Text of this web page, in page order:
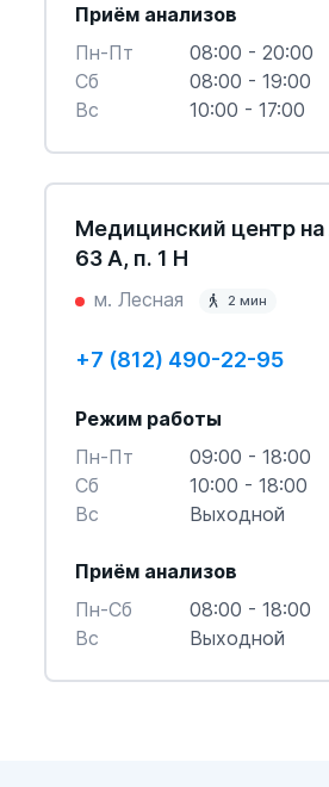
Приём анализов
Пн-Пт
08:00 - 20:00
Cб
08:00 - 19:00
Вс
10:00 - 17:00
Медицинский центр на
63 А, п. 1 Н
м. Лесная 2 мин
+7 (812) 490-22-95
Режим работы
Пн-Пт
09:00 - 18:00
Cб
10:00 - 18:00
Вс
Выходной
Приём анализов
Пн-Cб
08:00 - 18:00
Вс
Выходной